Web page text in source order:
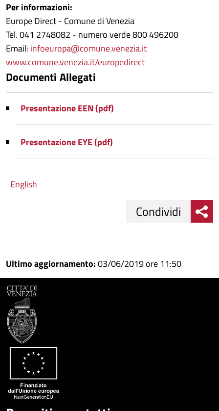
Per informazioni:
Europe Direct - Comune di Venezia
Tel. 041 2748082 - numero verde 800 496200
Email: infoeuropa@comune.venezia.it
www.comune.venezia.it/europedirect
Documenti Allegati
Presentazione EEN (pdf)
Presentazione EYE (pdf)
English
su
Facebook
Condividi
su
Condividi
Condividi
Ultimo aggiornamento:03/06/2019 ore 11:50